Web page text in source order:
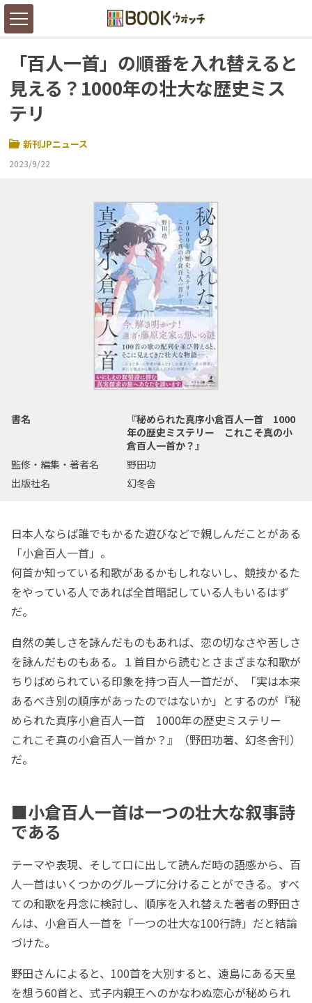
「百人一首」の順番を入れ替えると
見える？1000年の壮大な歴史ミス
テリ
新刊JPニュース
2023/9/22
書名
『秘められた真序小倉百人一首 1000
年の歴史ミステリー これこそ真の小
倉百人一首か？』
監修・編集・著者名
野田功
出版社名
幻冬舎
日本人ならば誰でもかるた遊びなどで親しんだことがある
「小倉百人一首」。
何首か知っている和歌があるかもしれないし、競技かるた
をやっている人であれば全首暗記している人もいるはず
だ。
自然の美しさを詠んだものもあれば、恋の切なさや苦しさ
を詠んだものもある。１首目から読むとさまざまな和歌が
ちりばめられている印象を持つ百人一首だが、「実は本来
あるべき別の順序があったのではないか」とするのが『秘
められた真序小倉百人一首 1000年の歴史ミステリー
これこそ真の小倉百人一首か？』（野田功著、幻冬舎刊）
だ。
■小倉百人一首は一つの壮大な叙事詩
である
テーマや表現、そして口に出して読んだ時の語感から、百
人一首はいくつかのグループに分けることができる。すべ
ての和歌を丹念に検討し、順序を入れ替えた著者の野田さ
んは、小倉百人一首を「一つの壮大な100行詩」だと結論
づけた。
野田さんによると、100首を大別すると、遠島にある天皇
を想う60首と、式子内親王へのかなわぬ恋心が秘められ